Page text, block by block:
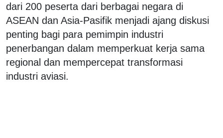
dari 200 peserta dari berbagai negara di
ASEAN dan Asia-Pasifik menjadi ajang diskusi
penting bagi para pemimpin industri
penerbangan dalam memperkuat kerja sama
regional dan mempercepat transformasi
industri aviasi.